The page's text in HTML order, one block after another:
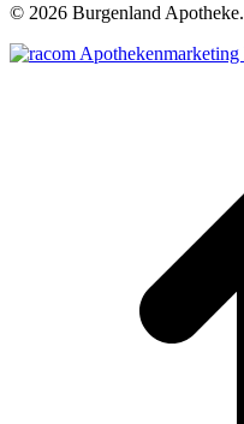
© 2026 Burgenland Apotheke.